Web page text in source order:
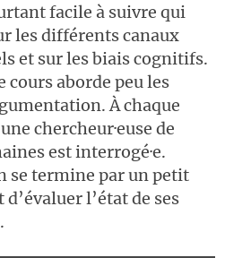
facile à suivre qui
les différents canaux
et sur les biais cognitifs.
cours aborde peu les
À chaque
chercheur·euse de
est interrogé·e.
se termine par un petit
l’état de ses